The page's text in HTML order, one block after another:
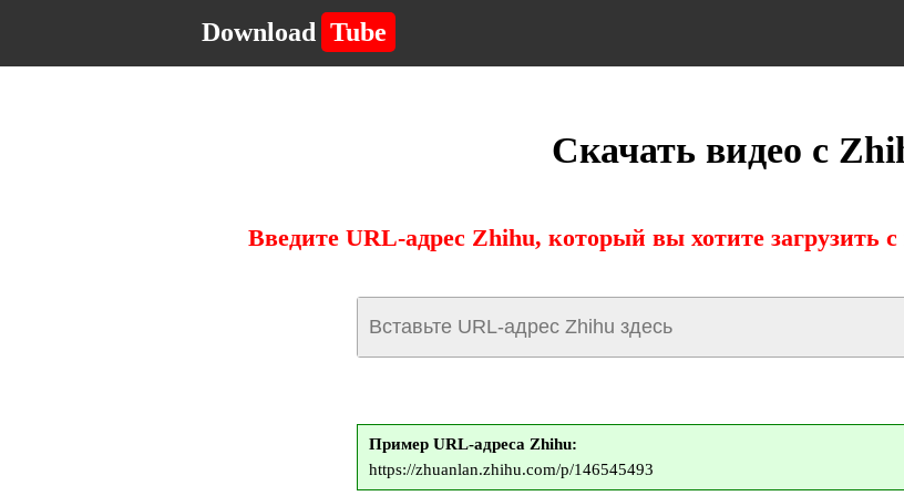
Download Tube
Скачать видео с
Введите URL-адрес Zhihu, который вы хотите загрузить
Пример URL-адреса Zhihu:
https://zhuanlan.zhihu.com/p/146545493